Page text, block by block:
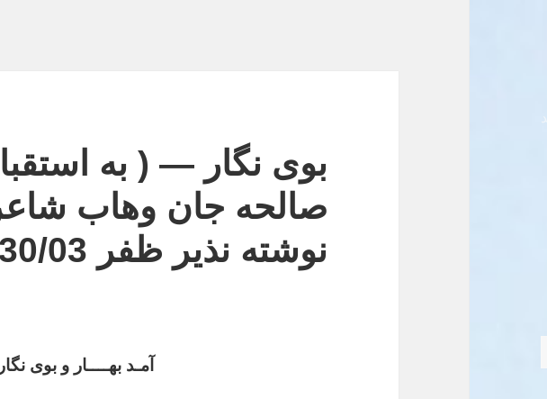
بوی نگار — ( به
صالحه جان وهاب
نوشته نذیر ظفر 13/30/03—
آمـد بهــــار و بوی